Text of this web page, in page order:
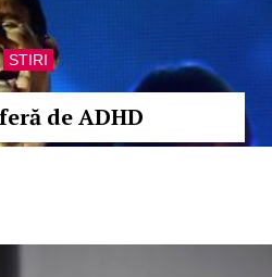
STIRI
de ADHD